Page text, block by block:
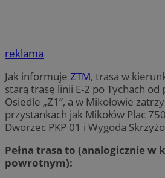
reklama
Jak informuje ZTM, trasa w
starą trasę linii E-2 po Tychach
Osiedle „Z1”, a w Mikołowie
przystankach jak Mikołów Plac
Dworzec PKP 01 i Wygoda
Pełna trasa to (analogicznie w
powrotnym):